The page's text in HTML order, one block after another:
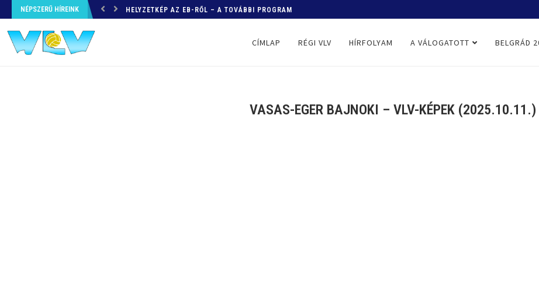
NÉPSZERŰ HÍREINK HELYZETKÉP AZ EB-RŐL – A TOVÁBBI PROGRAM
CÍMLAP RÉGI VLV HÍRFOLYAM A VÁLOGATOTT BELGRÁD
VASAS-EGER BAJNOKI – VLV-KÉPEK (2025.10.11.)